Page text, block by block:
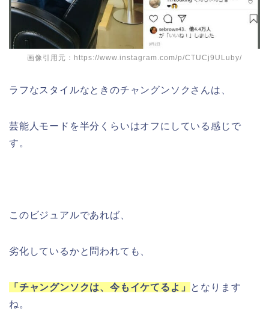
画像引用元：https://www.instagram.com/p/CTUCj9ULuby/
ラフなスタイルなときのチャングンソクさんは、
芸能人モードを半分くらいはオフにしている感じで
す。
このビジュアルであれば、
劣化しているかと問われても、
「チャングンソクは、今もイケてるよ」 となります
ね。